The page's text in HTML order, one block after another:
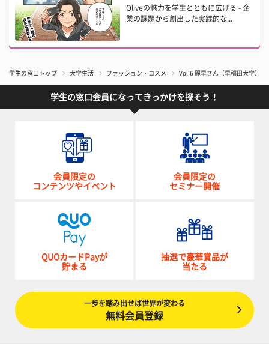
Oliveの魅力を学生とともに広げる - 企
業の課題から創出した実践的な...
学生の窓口トップ 大学生活 ファッション・コスメ Vol.6 麗早さん（早稲田大学）【
学生の窓口会員になってきっかけを探そう！
会員限定の
コンテンツやイベント
会員限定の
セミナー開催
QUOカードPayが
貯まる
抽選で豪華賞品が
当たる
一歩を踏み出せば世界が変わる
無料会員登録